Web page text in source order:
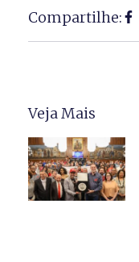
Compartilhe:
Veja Mais